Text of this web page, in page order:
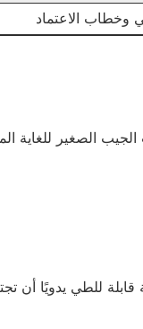
وخطاب الاعتماد
مدمجة قابلة للطي